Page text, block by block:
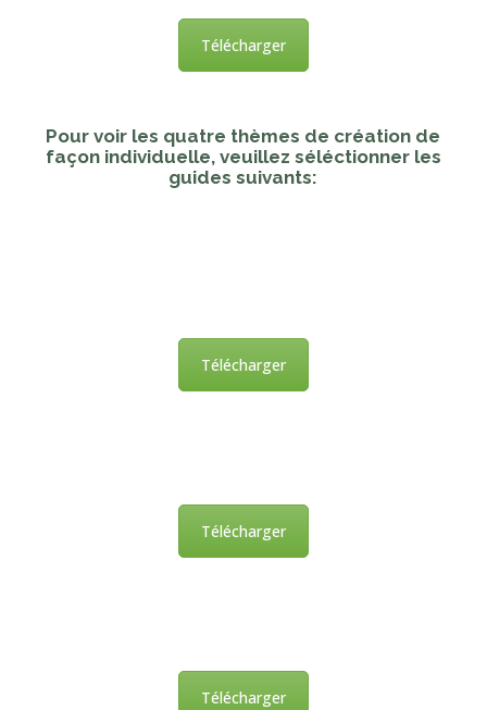
Télécharger
Pour voir les quatre thèmes de création de
façon individuelle, veuillez séléctionner les
guides suivants:
Télécharger
Télécharger
Télécharger